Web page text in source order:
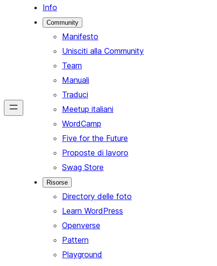
Info
Community
Manifesto
Unisciti alla Community
Team
Manuali
Traduci
Meetup italiani
WordCamp
Five for the Future
Proposte di lavoro
Swag Store
Risorse
Directory delle foto
Learn WordPress
Openverse
Pattern
Playground